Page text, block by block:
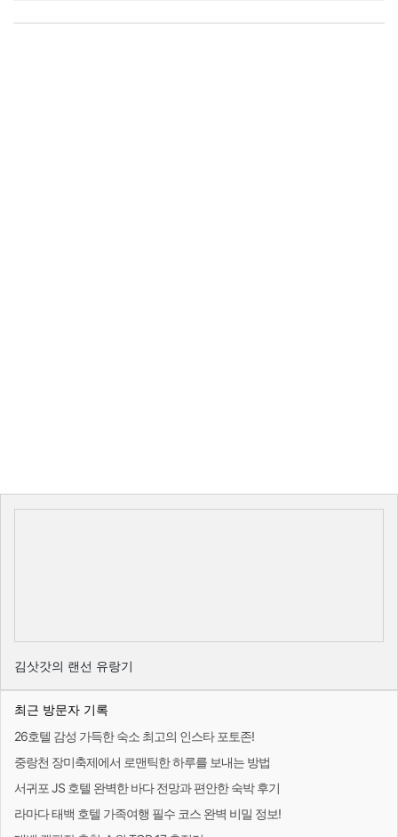
김삿갓의 랜선 유랑기
최근 방문자 기록
26호텔 감성 가득한 숙소 최고의 인스타 포토존!
중랑천 장미축제에서 로맨틱한 하루를 보내는 방법
서귀포 JS 호텔 완벽한 바다 전망과 편안한 숙박 후기
라마다 태백 호텔 가족여행 필수 코스 완벽 비밀 정보!